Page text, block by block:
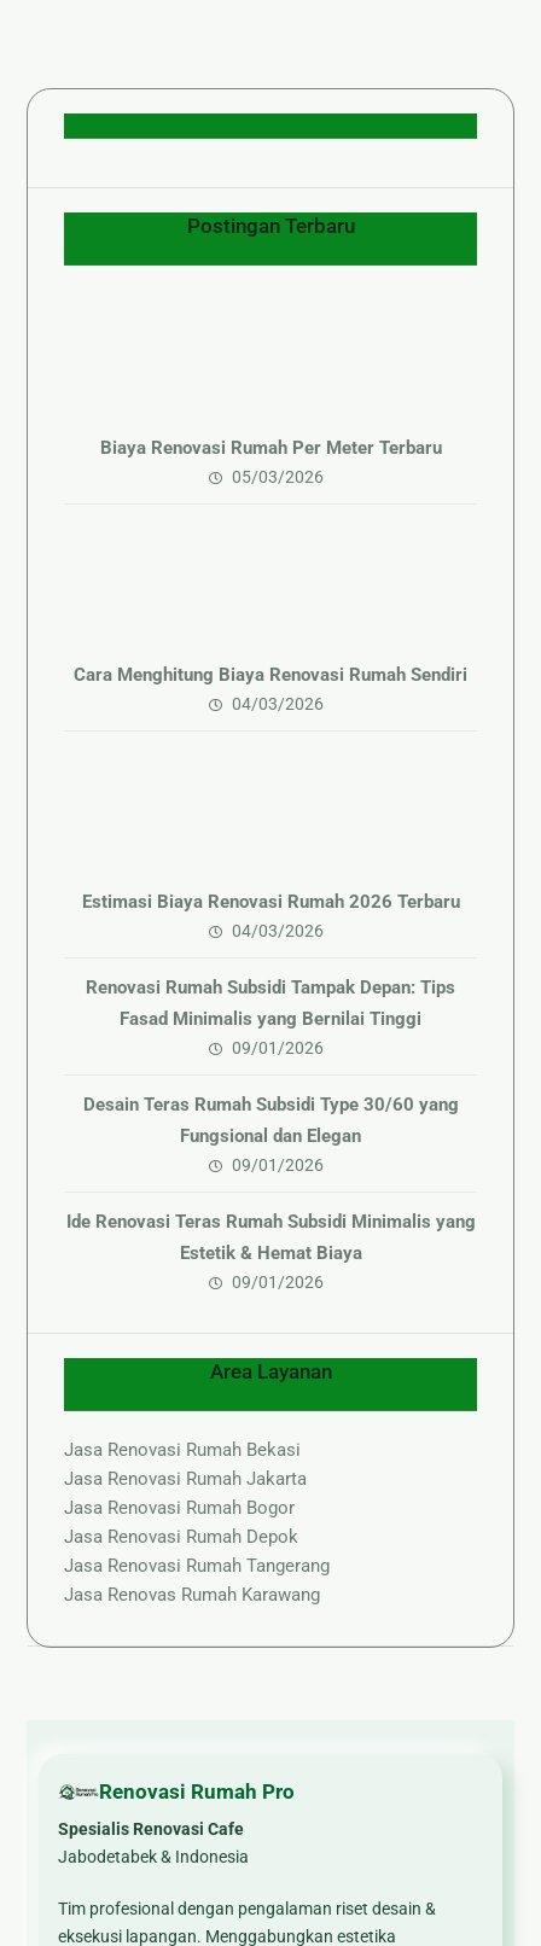
Postingan Terbaru
Biaya Renovasi Rumah Per Meter Terbaru
05/03/2026
Cara Menghitung Biaya Renovasi Rumah Sendiri
04/03/2026
Estimasi Biaya Renovasi Rumah 2026 Terbaru
04/03/2026
Renovasi Rumah Subsidi Tampak Depan: Tips
Fasad Minimalis yang Bernilai Tinggi
09/01/2026
Desain Teras Rumah Subsidi Type 30/60 yang
Fungsional dan Elegan
09/01/2026
Ide Renovasi Teras Rumah Subsidi Minimalis yang
Estetik & Hemat Biaya
09/01/2026
Area Layanan
Jasa Renovasi Rumah Bekasi
Jasa Renovasi Rumah Jakarta
Jasa Renovasi Rumah Bogor
Jasa Renovasi Rumah Depok
Jasa Renovasi Rumah Tangerang
Jasa Renovas Rumah Karawang
Renovasi Rumah Pro
Spesialis Renovasi Cafe
Jabodetabek & Indonesia
Tim profesional dengan pengalaman riset desain &
eksekusi lapangan. Menggabungkan estetika